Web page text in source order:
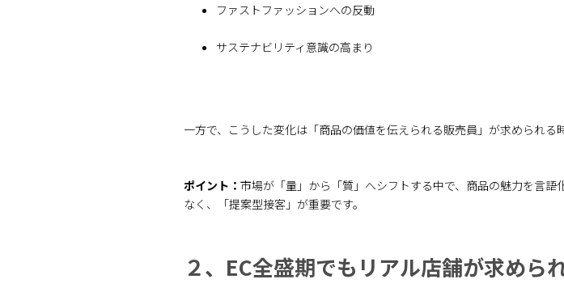
ファストファッションへの反動
サステナビリティ意識の高まり
一方で、こうした変化は「商品の価値を伝えられる販売員」が求められる
ポイント： 市場が「量」から「質」へシフトする中で、商品の魅力を言
なく、「提案型接客」が重要です。
２、EC全盛期でもリアル店舗が求めら